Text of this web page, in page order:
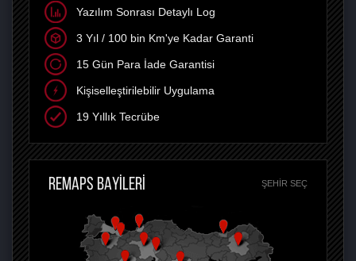
Yazılım Sonrası Detaylı Log
3 Yıl / 100 bin Km'ye Kadar Garanti
15 Gün Para İade Garantisi
Kişiselleştirilebilir Uygulama
19 Yıllık Tecrübe
REMAPS BAYİLERİ ŞEHIR SEÇ